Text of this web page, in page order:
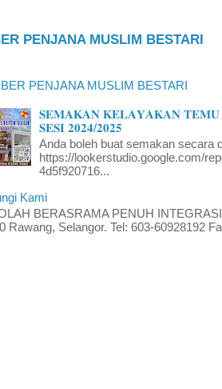
PENJANA MUSLIM BESTARI
PENJANA MUSLIM BESTARI
𝐒𝐄𝐌𝐀𝐊𝐀𝐍 𝐊𝐄𝐋𝐀𝐘𝐀𝐊𝐀𝐍 𝐓𝐄𝐌𝐔
𝐒𝐄𝐒𝐈 𝟐𝟎𝟐𝟒/𝟐𝟎𝟐𝟓
Anda boleh buat semakan secara
https://lookerstudio.google.com/
4d5f920716...
Kami
BERASRAMA PENUH
Rawang, Selangor. Tel: 603-60928192